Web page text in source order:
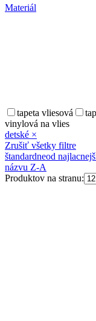
Materiál
tapeta vliesová
vinylová na vlies
detské ×
Zrušiť všetky filtre
štandardneod
názvu Z-A
Produktov na stranu: